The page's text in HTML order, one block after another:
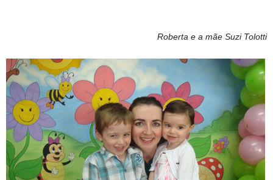
Roberta e a mãe Suzi Tolotti